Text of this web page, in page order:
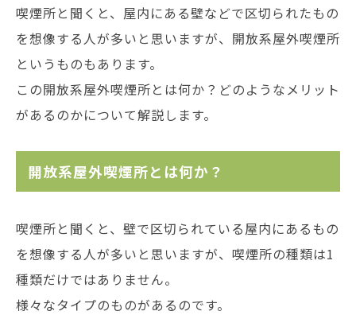
喫煙所と聞くと、屋内にある壁などで区切られたもの
を想像する人が多いと思いますが、開放系屋外喫煙所
というものもあります。
この開放系屋外喫煙所とは何か？どのようなメリット
があるのかについて解説します。
開放系屋外喫煙所とは何か？
喫煙所と聞くと、壁で区切られている屋内にあるもの
を想像する人が多いと思いますが、喫煙所の種類は1
種類だけではありません。
様々なタイプのものがあるのです。